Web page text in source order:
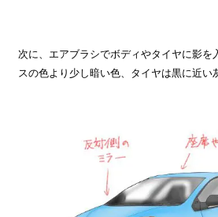
次に、エアブラシでボディやタイヤに影を
スの色より少し暗い色、タイヤは黒に近い